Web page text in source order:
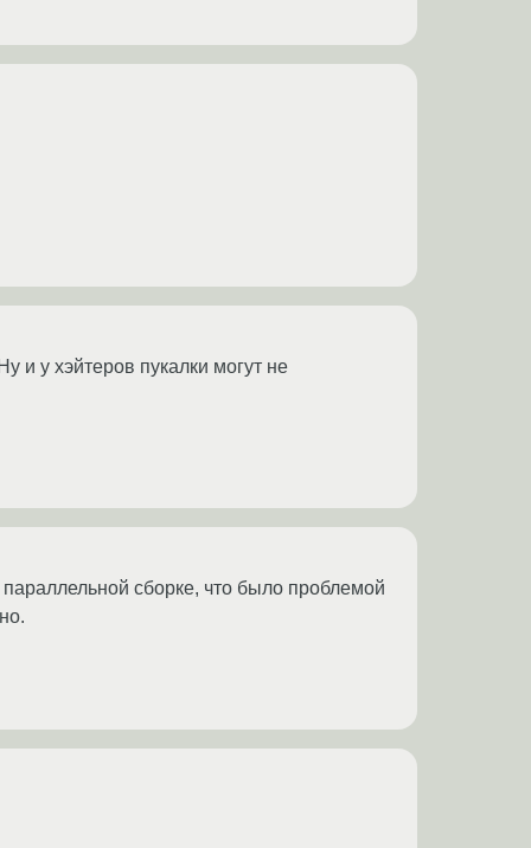
и у хэйтеров пукалки могут не
сборке, что было проблемой